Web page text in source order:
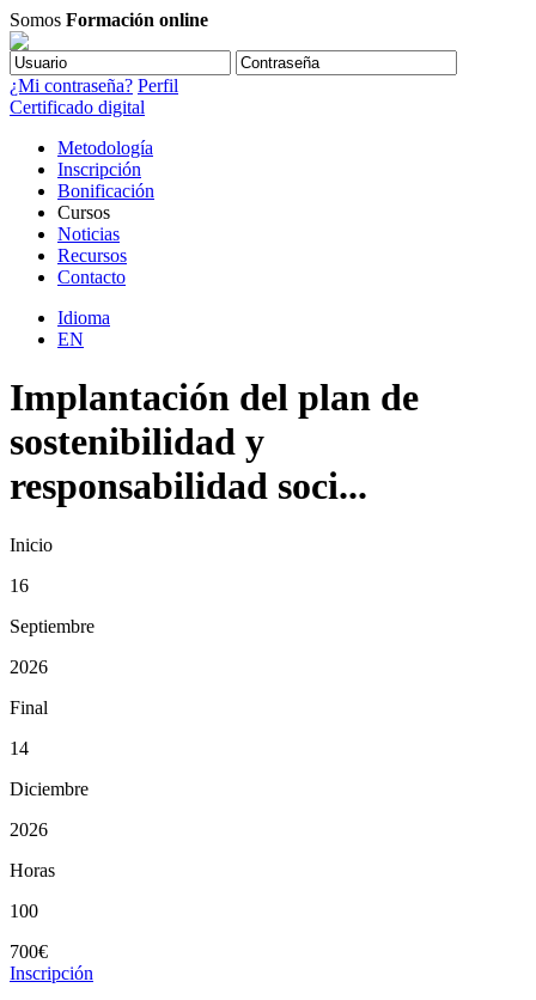
Somos Formación online
¿Mi contraseña? Perfil
Certificado digital
Metodología
Inscripción
Bonificación
Cursos
Noticias
Recursos
Contacto
Idioma
EN
Implantación del plan de
sostenibilidad y
responsabilidad soci...
Inicio
16
Septiembre
2026
Final
14
Diciembre
2026
Horas
100
700€
Inscripción